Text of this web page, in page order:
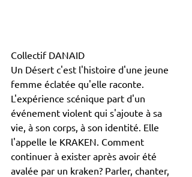
Collectif DANAID
Un Désert c'est l'histoire d'une jeune
femme éclatée qu'elle raconte.
L'expérience scénique part d'un
événement violent qui s'ajoute à sa
vie, à son corps, à son identité. Elle
l'appelle le KRAKEN. Comment
continuer à exister après avoir été
avalée par un kraken? Parler, chanter,